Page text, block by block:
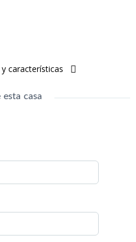
características
casa